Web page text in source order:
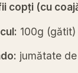
copți (cu
100g
jumătate